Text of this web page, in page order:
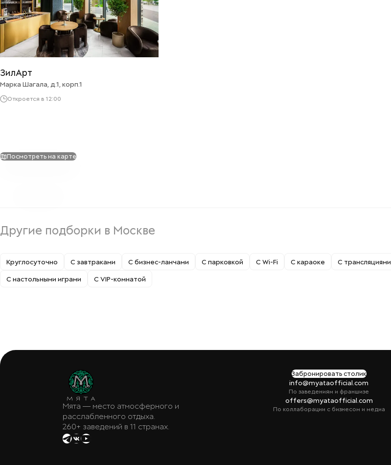
ЗилАрт
Марка Шагала, д.1, корп.1
Откроется в 12:00
Посмотреть на карте
Другие подборки в Москве
Круглосуточно С завтраками С бизнес-ланчами С парковкой С Wi-Fi С караоке С трансляциями
С настольными играми
С VIP-комнатой
Мята — место атмосферного и
расслабленного отдыха.
260+ заведений в 11 странах.
Забронировать столик
info@myataofficial.com
По заведениям и франшизе
offers@myataofficial.com
По коллаборации с бизнесом и медиа